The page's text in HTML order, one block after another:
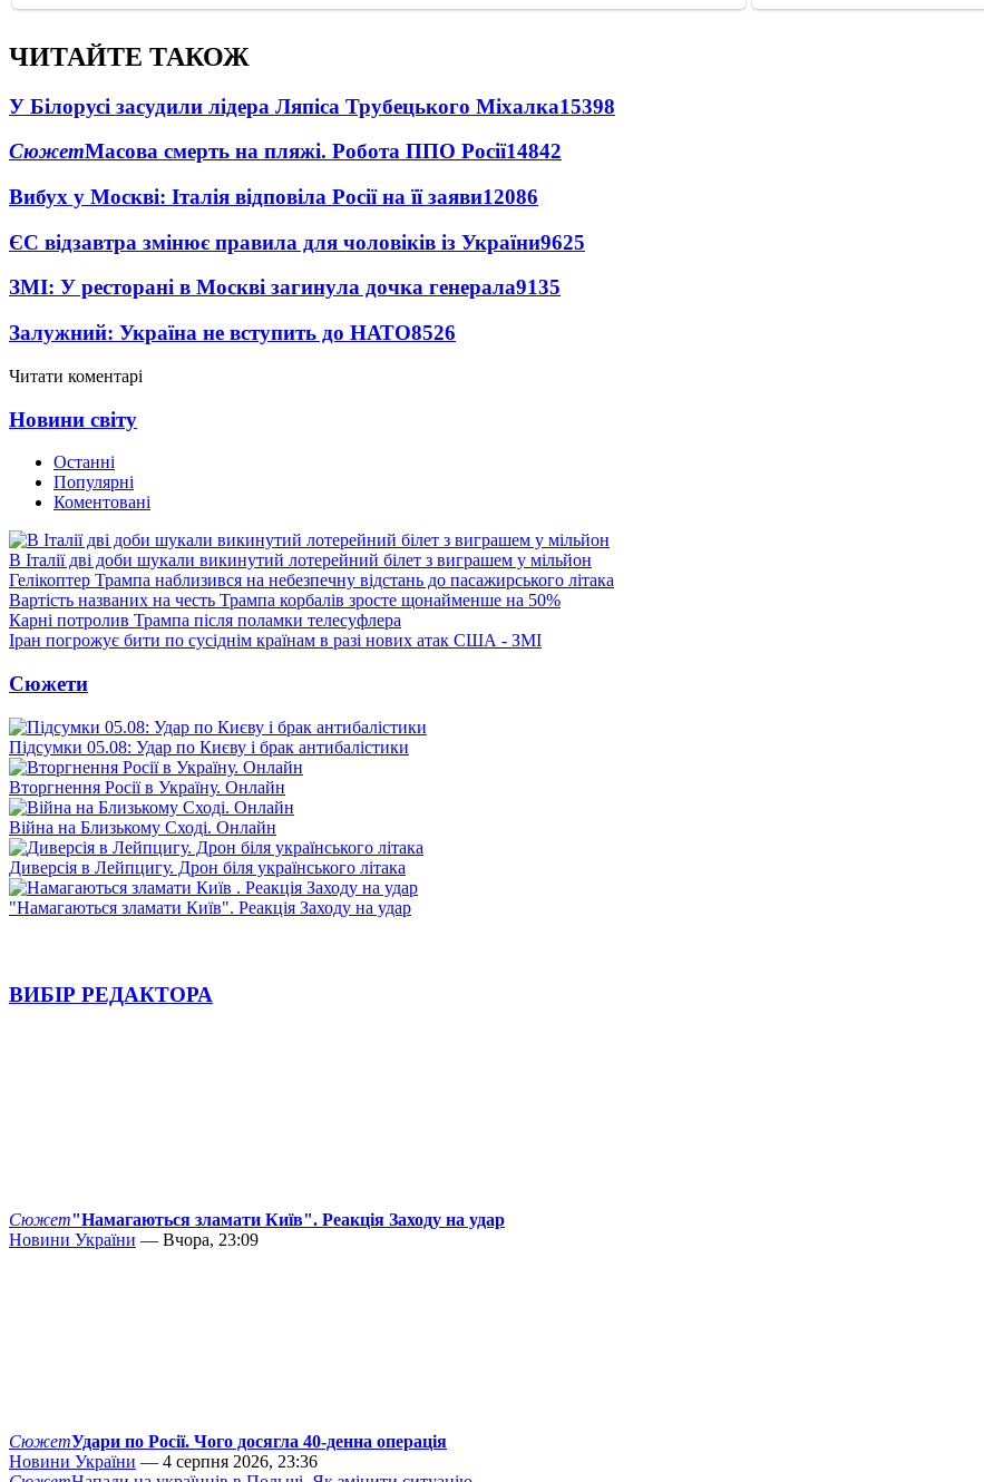
ЧИТАЙТЕ ТАКОЖ
У Білорусі засудили лідера Ляпіса Трубецького Міхалка15398
СюжетМасова смерть на пляжі. Робота ППО Росії14842
Вибух у Москві: Італія відповіла Росії на її заяви12086
ЄС відзавтра змінює правила для чоловіків із України9625
ЗМІ: У ресторані в Москві загинула дочка генерала9135
Залужний: Україна не вступить до НАТО8526
Читати коментарі
Новини світу
Останні
Популярні
Коментовані
В Італії дві доби шукали викинутий лотерейний білет з виграшем у мільйон
Гелікоптер Трампа наблизився на небезпечну відстань до пасажирського літака
Вартість названих на честь Трампа корбалів зросте щонайменше на 50%
Карні потролив Трампа після поламки телесуфлера
Іран погрожує бити по сусіднім країнам в разі нових атак США - ЗМІ
Сюжети
Підсумки 05.08: Удар по Києву і брак антибалістики
Вторгнення Росії в Україну. Онлайн
Війна на Близькому Сході. Онлайн
Диверсія в Лейпцигу. Дрон біля українського літака
"Намагаються зламати Київ". Реакція Заходу на удар
ВИБІР РЕДАКТОРА
Сюжет"Намагаються зламати Київ". Реакція Заходу на удар
Новини України — Вчора, 23:09
СюжетУдари по Росії. Чого досягла 40-денна операція
Новини України — 4 серпня 2026, 23:36